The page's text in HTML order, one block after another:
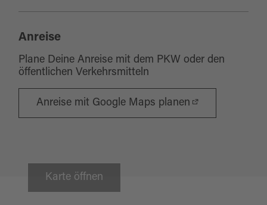
Anreise
Plane Deine Anreise mit dem PKW oder den
öffentlichen Verkehrsmitteln
Anreise mit Google Maps planen
Karte öffnen